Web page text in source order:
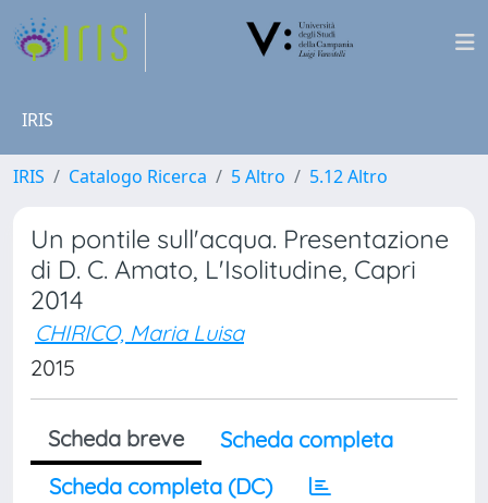
IRIS
IRIS Catalogo Ricerca 5 Altro 5.12 Altro
Un pontile sull'acqua. Presentazione
di D. C. Amato, L'Isolitudine, Capri
2014
CHIRICO, Maria Luisa
2015
Scheda breve
Scheda completa
Scheda completa (DC)